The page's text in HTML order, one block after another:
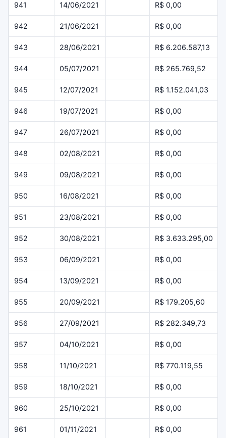
941 14/06/2021 R$ 0,00
942 21/06/2021 R$ 0,00
943 28/06/2021 R$ 6.206.587,13
944 05/07/2021 R$ 265.769,52
945 12/07/2021 R$ 1.152.041,03
946 19/07/2021 R$ 0,00
947 26/07/2021 R$ 0,00
948 02/08/2021 R$ 0,00
949 09/08/2021 R$ 0,00
950 16/08/2021 R$ 0,00
951 23/08/2021 R$ 0,00
952 30/08/2021 R$ 3.633.295,00
953 06/09/2021 R$ 0,00
954 13/09/2021 R$ 0,00
955 20/09/2021 R$ 179.205,60
956 27/09/2021 R$ 282.349,73
957 04/10/2021 R$ 0,00
958 11/10/2021 R$ 770.119,55
959 18/10/2021 R$ 0,00
960 25/10/2021 R$ 0,00
961 01/11/2021 R$ 0,00